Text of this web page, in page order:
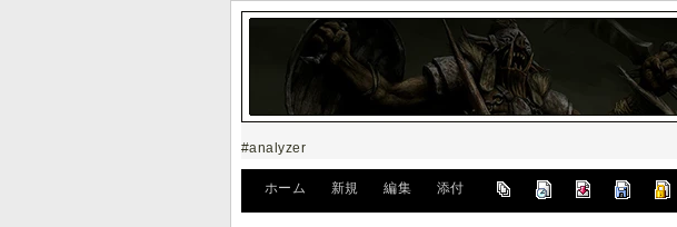
#analyzer
ホーム 新規 編集 添付